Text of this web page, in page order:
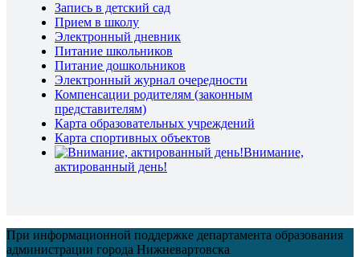
Запись в детский сад
Прием в школу
Электронный дневник
Питание школьников
Питание дошкольников
Электронный журнал очередности
Компенсации родителям (законным
представителям)
Карта образовательных учреждений
Карта спортивных объектов
Внимание,
актированный день!
При информационной поддержке департамента образования
администрации города Нижневартовска